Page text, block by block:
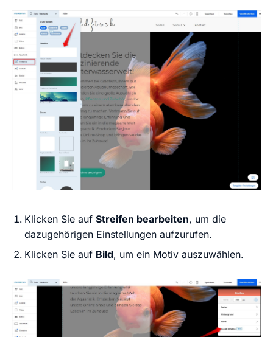
Klicken Sie auf Streifen bearbeiten, um die
dazugehörigen Einstellungen aufzurufen.
Klicken Sie auf Bild, um ein Motiv auszuwählen.